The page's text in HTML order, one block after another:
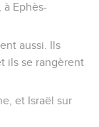
Ephès-
aussi. Ils
ils se rangèrent
et Israël sur